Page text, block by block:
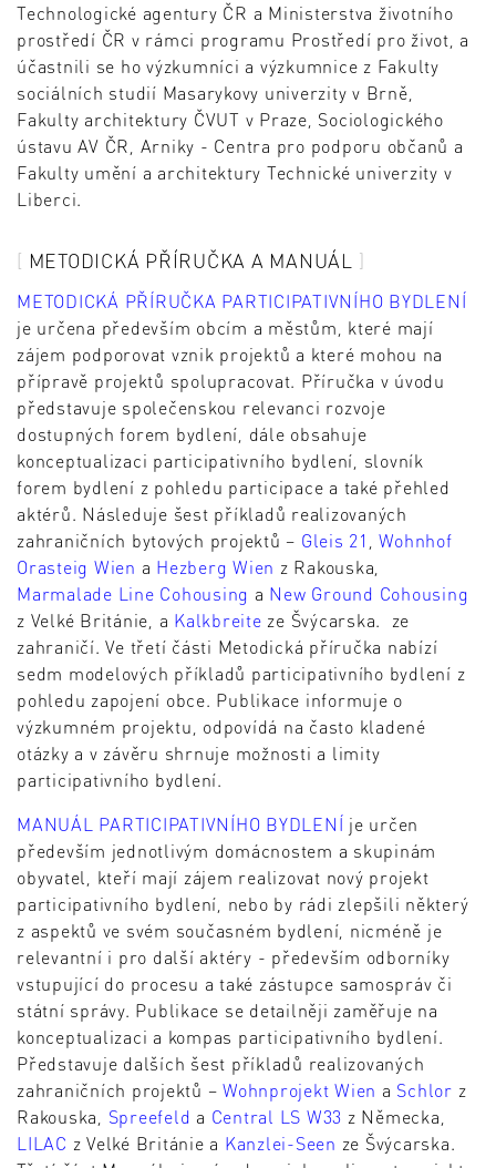
Technologické agentury ČR a Ministerstva životního
prostředí ČR v rámci programu Prostředí pro život, a
účastnili se ho výzkumníci a výzkumnice z Fakulty
sociálních studií Masarykovy univerzity v Brně,
Fakulty architektury ČVUT v Praze, Sociologického
ústavu AV ČR, Arniky - Centra pro podporu občanů a
Fakulty umění a architektury Technické univerzity v
Liberci.
METODICKÁ PŘÍRUČKA A MANUÁL
METODICKÁ PŘÍRUČKA PARTICIPATIVNÍHO BYDLENÍ
je určena především obcím a městům, které mají
zájem podporovat vznik projektů a které mohou na
přípravě projektů spolupracovat. Příručka v úvodu
představuje společenskou relevanci rozvoje
dostupných forem bydlení, dále obsahuje
konceptualizaci participativního bydlení, slovník
forem bydlení z pohledu participace a také přehled
aktérů. Následuje šest příkladů realizovaných
zahraničních bytových projektů – Gleis 21 ,Wohnhof
Orasteig Wien a Hezberg Wien z Rakouska,
Marmalade Line Cohousing a New Ground Cohousing
z Velké Británie, a Kalkbreite ze Švýcarska. ze
zahraničí. Ve třetí části Metodická příručka nabízí
sedm modelových příkladů participativního bydlení z
pohledu zapojení obce. Publikace informuje o
výzkumném projektu, odpovídá na často kladené
otázky a v závěru shrnuje možnosti a limity
participativního bydlení.
MANUÁL PARTICIPATIVNÍHO BYDLENÍ je určen
především jednotlivým domácnostem a skupinám
obyvatel, kteří mají zájem realizovat nový projekt
participativního bydlení, nebo by rádi zlepšili některý
z aspektů ve svém současném bydlení, nicméně je
relevantní i pro další aktéry - především odborníky
vstupující do procesu a také zástupce samospráv či
státní správy. Publikace se detailněji zaměřuje na
konceptualizaci a kompas participativního bydlení.
Představuje dalších šest příkladů realizovaných
zahraničních projektů – Wohnprojekt Wien a Schlor z
Rakouska, Spreefeld a Central LS W33 z Německa,
LILAC z Velké Británie a Kanzlei-Seen ze Švýcarska.